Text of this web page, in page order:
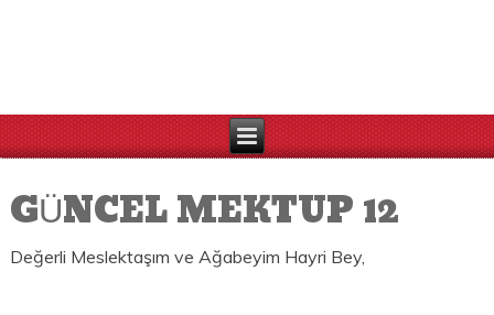
GÜNCEL MEKTUP 12
Değerli Meslektaşım ve Ağabeyim Hayri Bey,